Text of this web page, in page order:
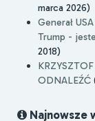
marca 2026)
Generał
Trump -
2018)
ODNALEŹĆ
Najnowsze